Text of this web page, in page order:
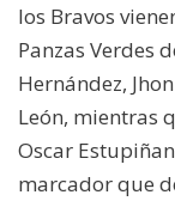
los Bravos
Panzas Verdes
Hernández,
León, mientras
Oscar
marcador que